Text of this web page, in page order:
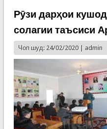
Рӯзи дарҳои
солагии таъсиси
Чоп шуд: 24/02/2020 | admin